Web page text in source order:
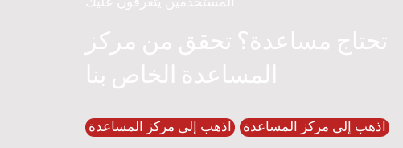
تحتاج مساعدة؟ تحقق من مركز
المساعدة الخاص بنا
اذهب إلى مركز المساعدة اذهب إلى مركز المساعدة